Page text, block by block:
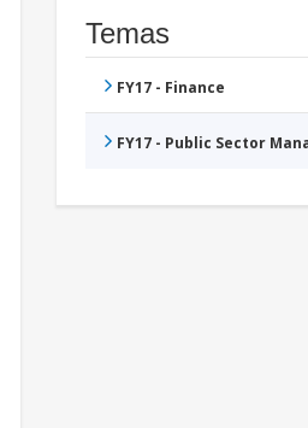
Temas
FY17 - Finance
FY17 - Public Sector